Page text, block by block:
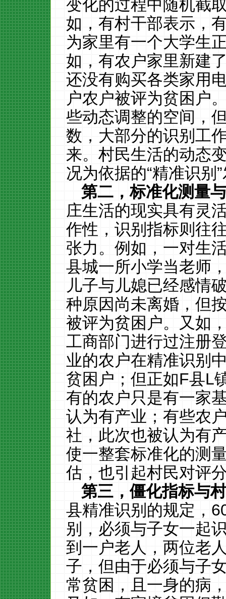
变化的过程中随机截
如，有村干部表示，
为家里有一个大学生
如，有农户家里新建
还没有购买各类家用
户农户被评为贫困户
些动态调整的空间，
数，大部分的识别工
来。村民生活的动态
况为依据的“精准识别
第二，标准化测量
庄生活的现实具有灵
作性，识别指标则往
张力。例如，一对生
县城一所小学当老师
儿子与儿媳已经感情
种原因尚未离婚，但
被评为贫困户。又如
工商部门进行过注册
业的农户在精准识别
贫困户；但正如F县L
有的农户只是有一家
认为有产业；有些农
社，此次也被认为有
使一整套标准化的测
估，也引起村民对评
第三，僵化指标与
县精准识别的规定，
别，必须与子女一起
到一户老人，两位老
子，但由于必须与子
常贫困，且一身的病